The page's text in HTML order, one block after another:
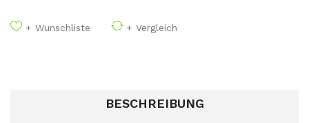
+ Wunschliste + Vergleich
BESCHREIBUNG